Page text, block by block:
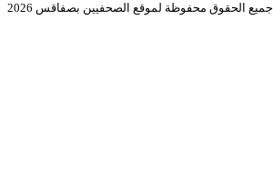
جميع الحقوق محفوظة لموقع الصحفيين بصفاقس 2026